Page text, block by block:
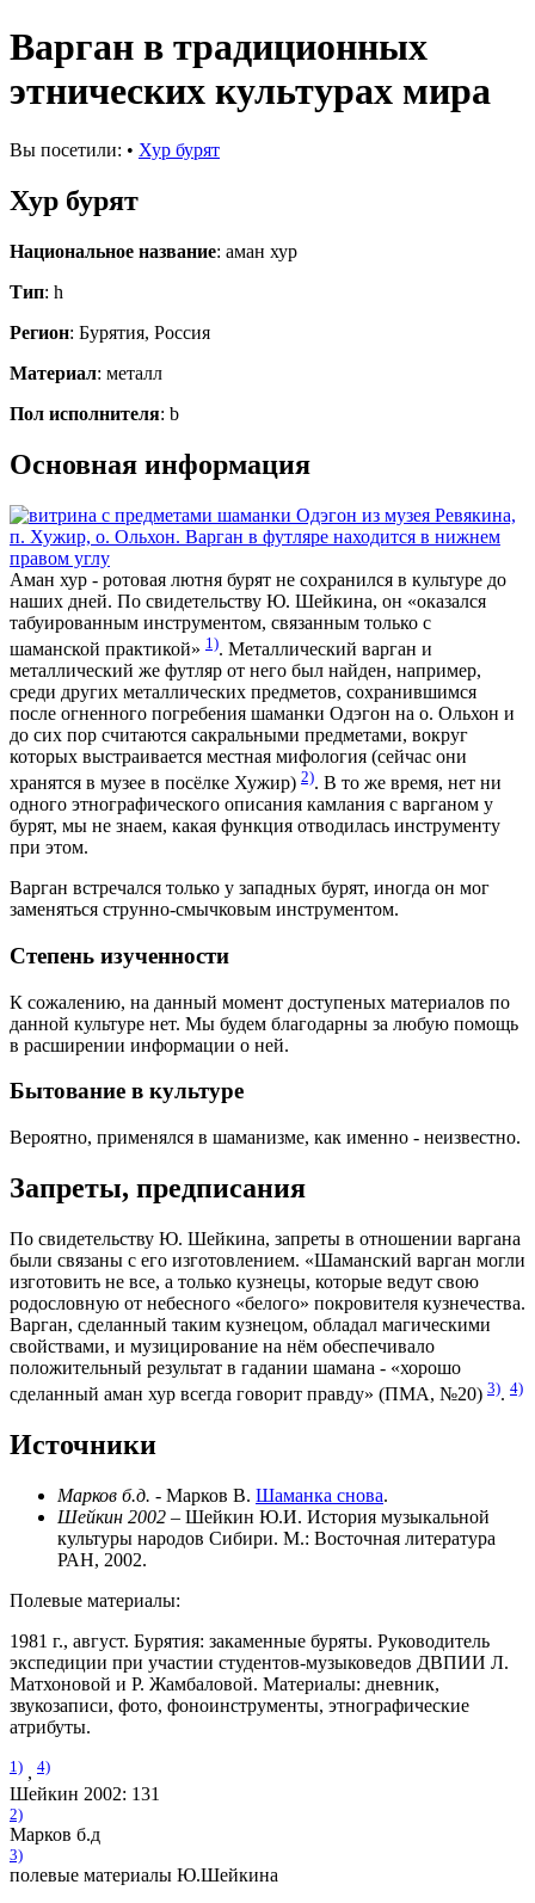
Варган в традиционных
этнических культурах мира
Вы посетили: • Хур бурят
Хур бурят
Национальное название: аман хур
Тип: h
Регион: Бурятия, Россия
Материал: металл
Пол исполнителя: b
Основная информация
Аман хур - ротовая лютня бурят не сохранился в культуре до
наших дней. По свидетельству Ю. Шейкина, он «оказался
табуированным инструментом, связанным только с
шаманской практикой» 1). Металлический варган и
металлический же футляр от него был найден, например,
среди других металлических предметов, сохранившимся
после огненного погребения шаманки Одэгон на о. Ольхон и
до сих пор считаются сакральными предметами, вокруг
которых выстраивается местная мифология (сейчас они
хранятся в музее в посёлке Хужир) 2). В то же время, нет ни
одного этнографического описания камлания с варганом у
бурят, мы не знаем, какая функция отводилась инструменту
при этом.
Варган встречался только у западных бурят, иногда он мог
заменяться струнно-смычковым инструментом.
Степень изученности
К сожалению, на данный момент доступеных материалов по
данной культуре нет. Мы будем благодарны за любую помощь
в расширении информации о ней.
Бытование в культуре
Вероятно, применялся в шаманизме, как именно - неизвестно.
Запреты, предписания
По свидетельству Ю. Шейкина, запреты в отношении варгана
были связаны с его изготовлением. «Шаманский варган могли
изготовить не все, а только кузнецы, которые ведут свою
родословную от небесного «белого» покровителя кузнечества.
Варган, сделанный таким кузнецом, обладал магическими
свойствами, и музицирование на нём обеспечивало
положительный результат в гадании шамана - «хорошо
сделанный аман хур всегда говорит правду» (ПМА, №20) 3). 4)
Источники
Марков б.д. - Марков В. Шаманка снова.
Шейкин 2002 – Шейкин Ю.И. История музыкальной
культуры народов Сибири. М.: Восточная литература
РАН, 2002.
Полевые материалы:
1981 г., август. Бурятия: закаменные буряты. Руководитель
экспедиции при участии студентов-музыковедов ДВПИИ Л.
Матхоновой и Р. Жамбаловой. Материалы: дневник,
звукозаписи, фото, фоноинструменты, этнографические
атрибуты.
1) , 4)
Шейкин 2002: 131
2)
Марков б.д
3)
полевые материалы Ю.Шейкина